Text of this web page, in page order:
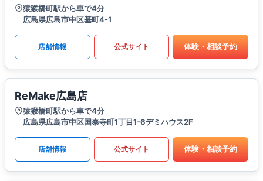
猿猴橋町駅から車で4分
広島県広島市中区基町4-1
店舗情報 公式サイト 体験・相談予約
ReMake広島店
猿猴橋町駅から車で4分
広島県広島市中区国泰寺町1丁目1-6デミハウス2F
店舗情報 公式サイト 体験・相談予約